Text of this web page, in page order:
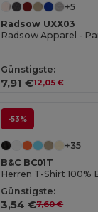
+5
Radsow UXX03
Radsow Apparel -
Günstigste:
7,91 €12,05 €
-53%
+35
B&C BC01T
Herren T-Shirt 100%
Günstigste:
3,54 €7,60 €